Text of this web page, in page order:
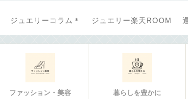
ジュエリーコラム＊ ジュエリー楽天ROOM
ファッション・美容 暮らしを豊かに